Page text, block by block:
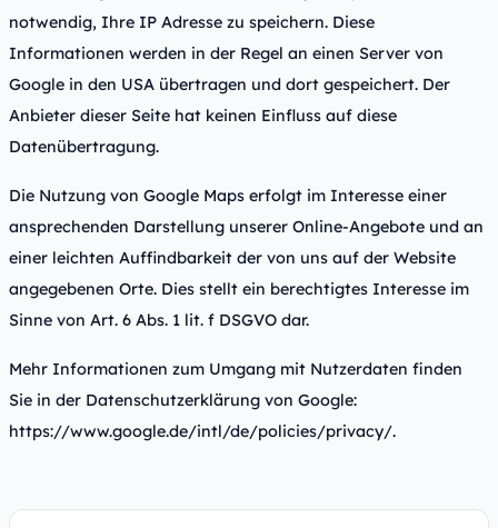
notwendig, Ihre IP Adresse zu speichern. Diese
Informationen werden in der Regel an einen Server von
Google in den USA übertragen und dort gespeichert. Der
Anbieter dieser Seite hat keinen Einfluss auf diese
Datenübertragung.
Die Nutzung von Google Maps erfolgt im Interesse einer
ansprechenden Darstellung unserer Online-Angebote und an
einer leichten Auffindbarkeit der von uns auf der Website
angegebenen Orte. Dies stellt ein berechtigtes Interesse im
Sinne von Art. 6 Abs. 1 lit. f DSGVO dar.
Mehr Informationen zum Umgang mit Nutzerdaten finden
Sie in der Datenschutzerklärung von Google:
https://www.google.de/intl/de/policies/privacy/.